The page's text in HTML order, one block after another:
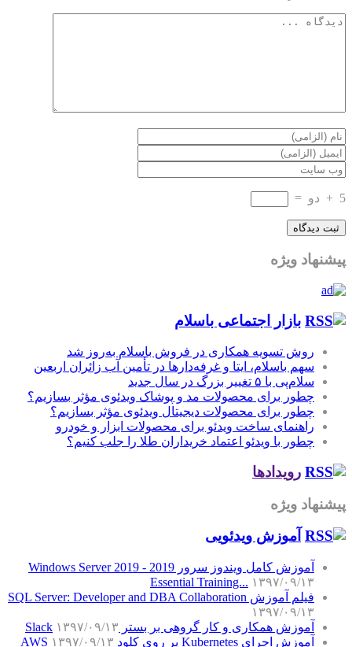
5
+ دو =
پیشنهاد ویژه
بازار اجتماعی باسلام
روش تسویه همکاری در فروش باسلام به‌روز شد
سهم باسلام، ایتا و غرفه‌دارها در تأمین آب زائران اربعین
سلام‌پی با ۵ تغییر بزرگ در سال جدید
چطور برای محصولات مد و پوشاک ویدئوی مؤثر بسازیم؟
چطور برای محصولات دیجیتال ویدئوی مؤثر بسازیم؟
راهنمای ساخت ویدئو برای محصولات ابزار و خودرو
چطور با ویدئو اعتماد خریداران طلا را جلب کنیم؟
رویدادها
پیشنهاد ویژه
آموزش‌ ویدئویی
آموزش کامل ویندوز سرور 2019 - Windows Server 2019
Essential Training... ۱۳۹۷/۰۹/۱۳
فیلم آموزش SQL Server: Developer and DBA Collaboration
۱۳۹۷/۰۹/۱۳
آموزش همکاری و کار گروهی بر بستر Slack ۱۳۹۷/۰۹/۱۳
آموزش اجرای Kubernetes بر روی کلود AWS
۱۳۹۷/۰۹/۱۳